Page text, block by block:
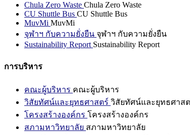
Chula Zero Waste Chula Zero Waste
CU Shuttle Bus CU Shuttle Bus
MuvMi MuvMi
จุฬาฯ กับความยั่งยืน จุฬาฯ กับความยั่งยืน
Sustainability Report Sustainability Report
การบริหาร
คณะผู้บริหาร คณะผู้บริหาร
วิสัยทัศน์และยุทธศาสตร์ วิสัยทัศน์และยุทธศาส
โครงสร้างองค์กร โครงสร้างองค์กร
สภามหาวิทยาลัย สภามหาวิทยาลัย